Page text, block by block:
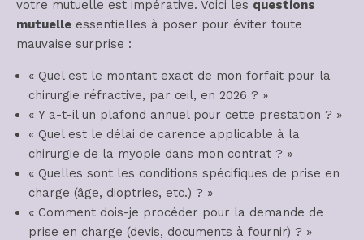
votre mutuelle est impérative. Voici les questions
mutuelle essentielles à poser pour éviter toute
mauvaise surprise :
« Quel est le montant exact de mon forfait pour la
chirurgie réfractive, par œil, en 2026 ? »
« Y a-t-il un plafond annuel pour cette prestation ? »
« Quel est le délai de carence applicable à la
chirurgie de la myopie dans mon contrat ? »
« Quelles sont les conditions spécifiques de prise en
charge (âge, dioptries, etc.) ? »
« Comment dois-je procéder pour la demande de
prise en charge (devis, documents à fournir) ? »